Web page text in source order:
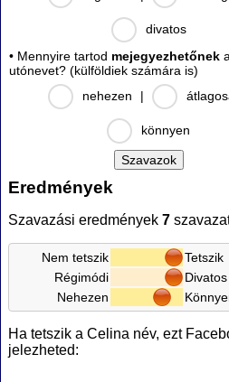
divatos
• Mennyire tartod mejegyezhetőnek
utónevet? (külföldiek számára is)
nehezen
|
könnyen
Eredmények
Szavazási eredmények 7
Nem tetszik Tetszik
Régimódi
Divatos
Nehezen
Ha tetszik a Celina név, ezt
jelezheted: